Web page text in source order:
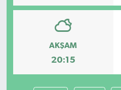
AKŞAM
20:15